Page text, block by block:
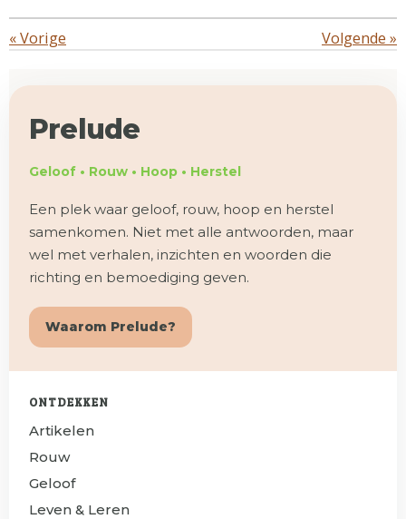
«Vorige Volgende »
Prelude
Geloof • Rouw • Hoop • Herstel
Een plek waar geloof, rouw, hoop en herstel
samenkomen. Niet met alle antwoorden, maar
wel met verhalen, inzichten en woorden die
richting en bemoediging geven.
Waarom Prelude?
ONTDEKKEN
Artikelen
Rouw
Geloof
Leven & Leren